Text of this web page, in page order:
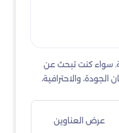
سواء كنت تبحث عن
والاحترافية،
عرض العناوين